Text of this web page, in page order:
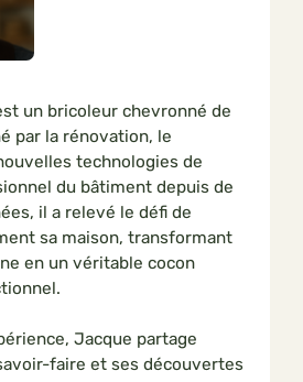
un bricoleur chevronné de
par la rénovation, le
technologies de
du bâtiment depuis de
il a relevé le défi de
sa maison, transformant
en un véritable cocon
Jacque partage
faire et ses découvertes